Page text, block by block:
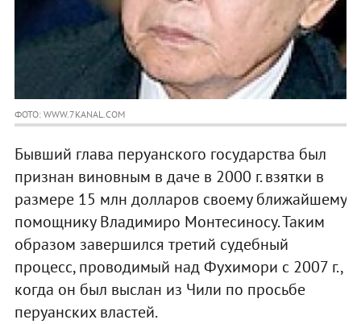
ФОТО: WWW.7KANAL.COM
Бывший глава перуанского государства был
признан виновным в даче в 2000 г. взятки в
размере 15 млн долларов своему ближайшему
помощнику Владимиро Монтесиносу. Таким
образом завершился третий судебный
процесс, проводимый над Фухимори с 2007 г.,
когда он был выслан из Чили по просьбе
перуанских властей.